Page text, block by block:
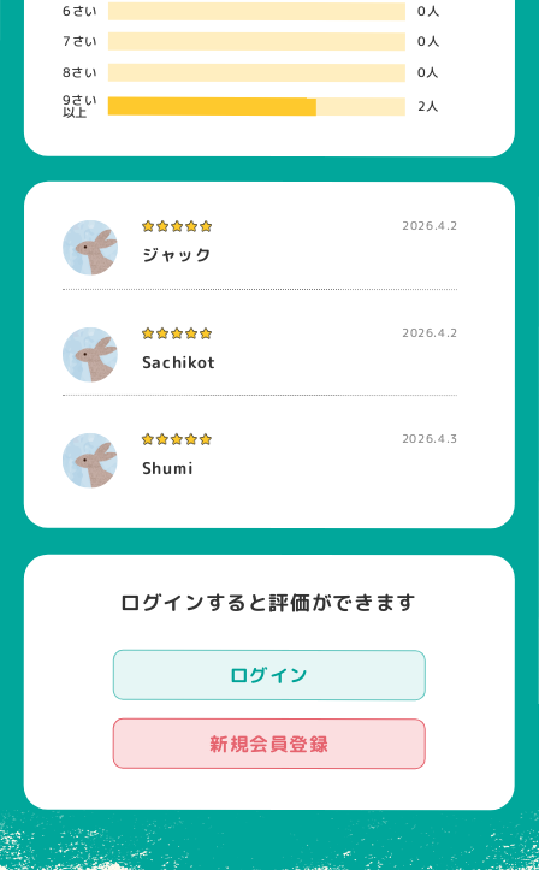
6さい 0人
7さい 0人
8さい 0人
9さい
以上 2人
2026.4.2
ジャック
2026.4.2
Sachikot
2026.4.3
Shumi
ログインすると評価ができます
ログイン
新規会員登録